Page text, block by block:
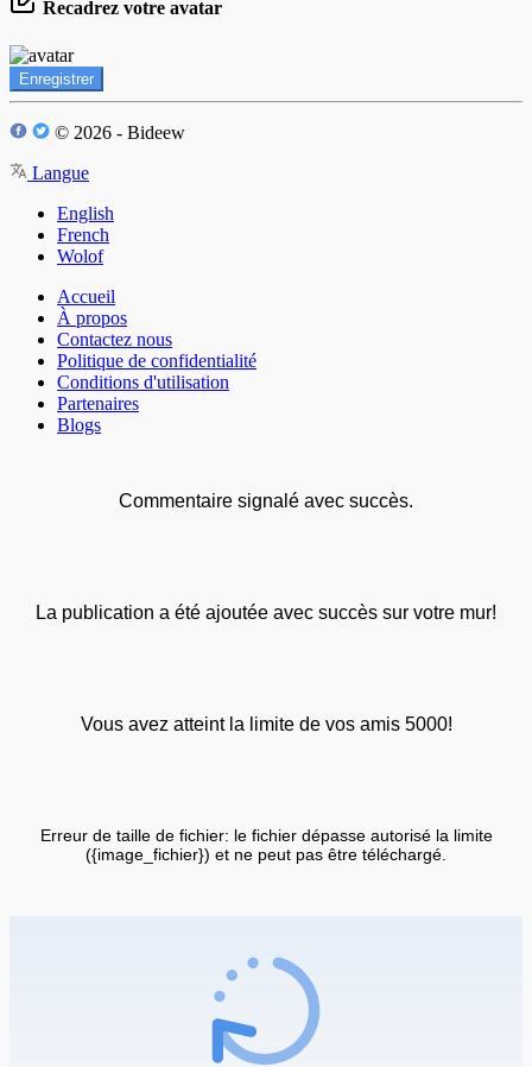
Recadrez votre avatar
Enregistrer
© 2026 - Bideew
Langue
English
French
Wolof
Accueil
À propos
Contactez nous
Politique de confidentialité
Conditions d'utilisation
Partenaires
Blogs
Commentaire signalé avec succès.
La publication a été ajoutée avec succès sur votre mur!
Vous avez atteint la limite de vos amis 5000!
Erreur de taille de fichier: le fichier dépasse autorisé la limite
({image_fichier}) et ne peut pas être téléchargé.